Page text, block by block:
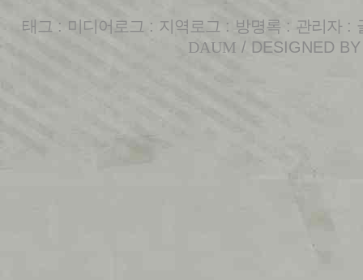
태그 : 미디어로그 : 지역로그 : 방명록 : 관리자 :
DAUM / DESIGNED